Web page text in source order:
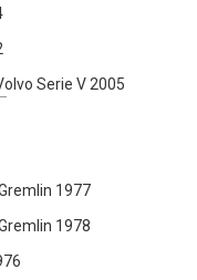
Serie V 2005
1977
1978